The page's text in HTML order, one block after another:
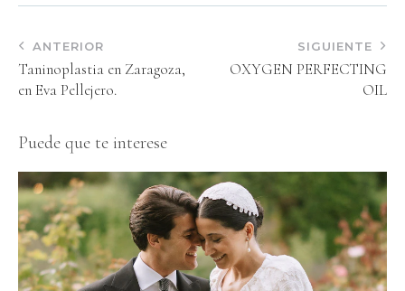
ANTERIOR
Taninoplastia en Zaragoza,
en Eva Pellejero.
SIGUIENTE
OXYGEN PERFECTING
OIL
Puede que te interese